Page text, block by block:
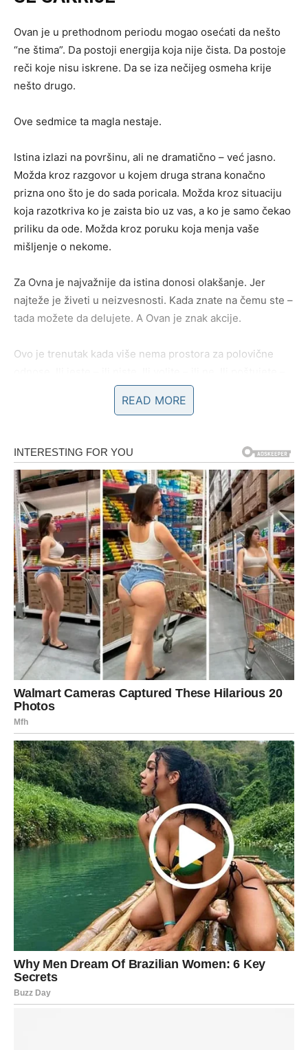
Ovan je u prethodnom periodu mogao osećati da nešto
“ne štima”. Da postoji energija koja nije čista. Da postoje
reči koje nisu iskrene. Da se iza nečijeg osmeha krije
nešto drugo.
Ove sedmice ta magla nestaje.
Istina izlazi na površinu, ali ne dramatično – već jasno.
Možda kroz razgovor u kojem druga strana konačno
prizna ono što je do sada poricala. Možda kroz situaciju
koja razotkriva ko je zaista bio uz vas, a ko je samo čekao
priliku da ode. Možda kroz poruku koja menja vaše
mišljenje o nekome.
Za Ovna je najvažnije da istina donosi olakšanje. Jer
najteže je živeti u neizvesnosti. Kada znate na čemu ste –
tada možete da delujete. A Ovan je znak akcije.
Ovo je trenutak kada više nema prostora za polovične
Pravda za Ovna dolazi na nekoliko nivoa.
Posao i karijera
Ako ste imali osećaj da vas neko potcenjuje, ignoriše vaš
trud ili prisvaja vaše zasluge – sada dolazi obrt. Neko će
primetiti vaš rad. Neko će vas pohvaliti. Moguće je da
dođe do konkretne prilike, unapređenja, razgovora o
novoj poziciji ili povećanja prihoda.
Karma radi kroz situacije u kojima se jasno vidi ko je bio
odgovoran, a ko ne. I tu Ovan izlazi kao pobednik.
Ako ste čekali odgovor vezan za posao – on dolazi. Ako
ste planirali promenu – sada se otvara realna šansa.
Finansije
Može doći do iznenadnog priliva novca, vraćanja duga,
isplate koja je kasnila ili dogovora koji donosi stabilnost.
To nije “milion preko noći”, ali je konkretno olakšanje koje
vam vraća sigurnost.
Ovan ove sedmice oseća da tlo pod nogama postaje
stabilnije.
LJUBAV – KARMIČKI TEST I
NAGRADA
Ljubav je polje na kojem Ovan najviše oseća karmu. Jer
READ MORE